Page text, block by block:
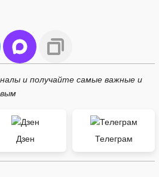
и получайте самые важные и
Дзен Телеграм